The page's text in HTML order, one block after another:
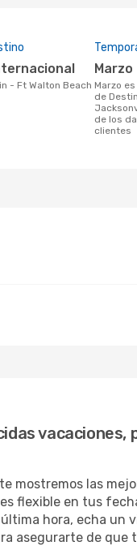
marzo
marzo es el mes más popular para volar
de
de los
clientes
vacaciones,
mostremos las
flexible en tus
hora, echa un
asegurarte de que